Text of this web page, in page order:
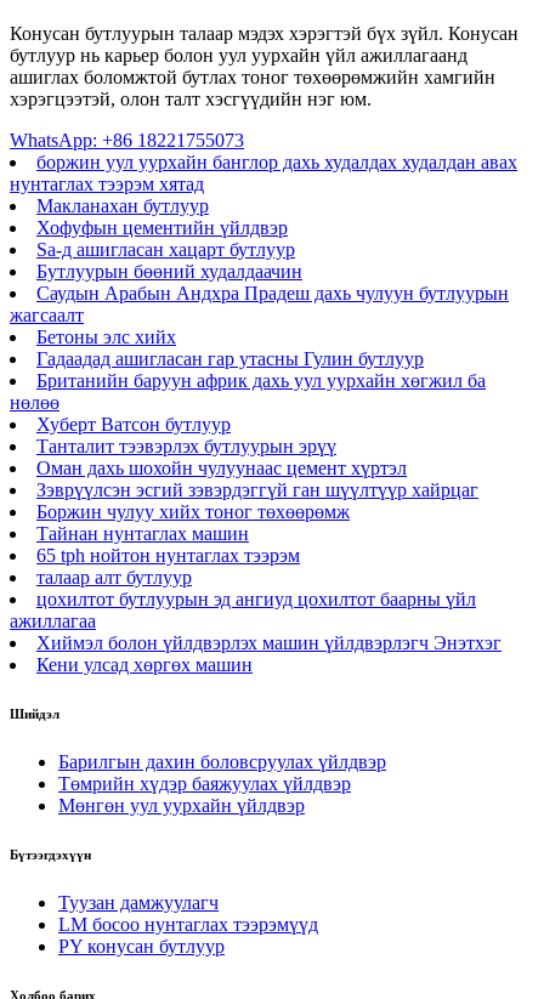
Конусан бутлуурын талаар мэдэх хэрэгтэй бүх зүйл. Конусан
бутлуур нь карьер болон уул уурхайн үйл ажиллагаанд
ашиглах боломжтой бутлах тоног төхөөрөмжийн хамгийн
хэрэгцээтэй, олон талт хэсгүүдийн нэг юм.
WhatsApp: +86 18221755073
боржин уул уурхайн банглор дахь худалдах худалдан авах
нунтаглах тээрэм хятад
Макланахан бутлуур
Хофуфын цементийн үйлдвэр
Sa-д ашигласан хацарт бутлуур
Бутлуурын бөөний худалдаачин
Саудын Арабын Андхра Прадеш дахь чулуун бутлуурын
жагсаалт
Бетоны элс хийх
Гадаадад ашигласан гар утасны Гулин бутлуур
Британийн баруун африк дахь уул уурхайн хөгжил ба
нөлөө
Хуберт Ватсон бутлуур
Танталит тээвэрлэх бутлуурын эрүү
Оман дахь шохойн чулуунаас цемент хүртэл
Зэврүүлсэн эсгий зэвэрдэггүй ган шүүлтүүр хайрцаг
Боржин чулуу хийх тоног төхөөрөмж
Тайнан нунтаглах машин
65 tph нойтон нунтаглах тээрэм
талаар алт бутлуур
цохилтот бутлуурын эд ангиуд цохилтот баарны үйл
ажиллагаа
Хиймэл болон үйлдвэрлэх машин үйлдвэрлэгч Энэтхэг
Кени улсад хөргөх машин
Шийдэл
Барилгын дахин боловсруулах үйлдвэр
Төмрийн хүдэр баяжуулах үйлдвэр
Мөнгөн уул уурхайн үйлдвэр
Бүтээгдэхүүн
Туузан дамжуулагч
LM босоо нунтаглах тээрэмүүд
PY конусан бутлуур
Холбоо барих